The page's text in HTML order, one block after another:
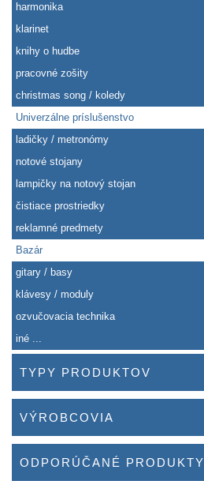
harmonika
klarinet
knihy o hudbe
pracovné zošity
christmas song / koledy
Univerzálne príslušenstvo
ladičky / metronómy
notové stojany
lampičky na notový stojan
čistiace prostriedky
reklamné predmety
Bazár
gitary / basy
klávesy / moduly
ozvučovacia technika
iné ...
TYPY PRODUKTOV
VÝROBCOVIA
ODPORÚČANÉ PRODUKTY